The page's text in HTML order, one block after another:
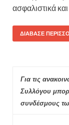
ασφαλιστικά
ΔΙΆΒΑΣΕ
Για τις
Συλλόγου
συνδέσμους